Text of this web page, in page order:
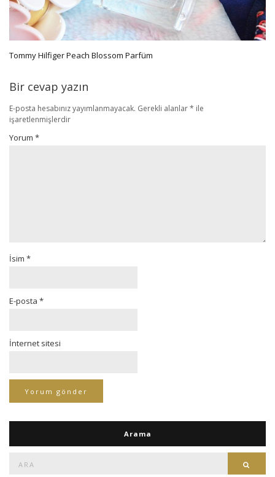
Tommy Hilfiger Peach Blossom Parfüm
Bir cevap yazın
E-posta hesabınız yayımlanmayacak. Gerekli alanlar* ile
işaretlenmişlerdir
Yorum *
İsim *
E-posta *
İnternet sitesi
Arama